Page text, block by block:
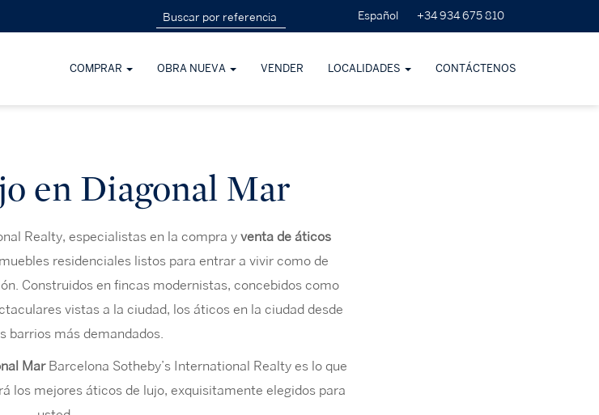
Español +34 934 675 810
COMPRAR OBRA NUEVA VENDER LOCALIDADES CONTÁCTENOS
en Diagonal Mar
Realty, especialistas en la compra y venta de áticos
residenciales listos para entrar a vivir como de
Construidos en fincas modernistas, concebidos como
vistas a la ciudad, los áticos en la ciudad desde
barrios más demandados.
MarBarcelona Sotheby’s International Realty es lo que
los mejores áticos de lujo, exquisitamente elegidos para